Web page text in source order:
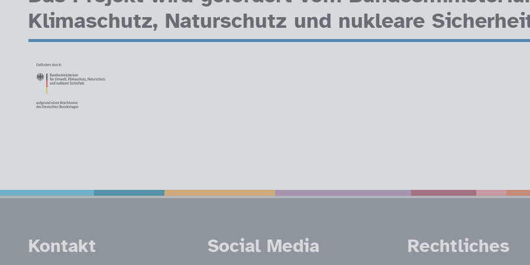
Klimaschutz, Naturschutz und nukleare
Service Informationen
Kontakt Social Media Rechtliches